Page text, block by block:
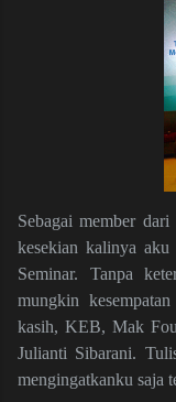
Sebagai member
kesekian kalinya aku
Seminar. Tanpa
mungkin
kasih, KEB, Mak
Julianti Sibarani.
mengingatkanku saja